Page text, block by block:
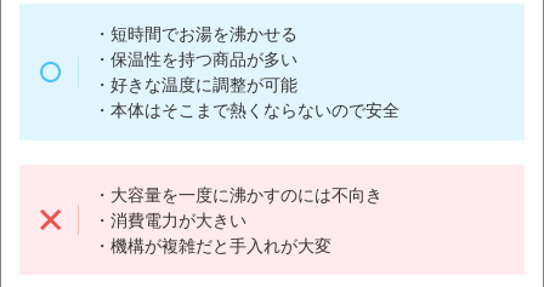
・短時間でお湯を沸かせる
・保温性を持つ商品が多い
・好きな温度に調整が可能
・本体はそこまで熱くならないので安全
・大容量を一度に沸かすのには不向き
・消費電力が大きい
・機構が複雑だと手入れが大変